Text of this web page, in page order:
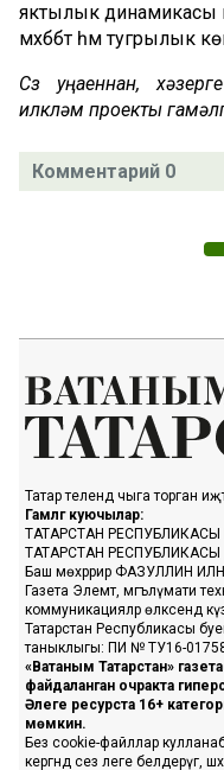
яктылык динамикасы
мәхәббәт һәм тугрылык
Сүз уңаеннан,
илкүләм проекты
Комментарий 0
Татар телендә чыга торган
Гамәлгә куючылар:
ТАТАРСТАН
ТАТАРСТАН
Баш мөхәррир ФАЗУЛЛИН
Газета Элемтә, мәгълүмати
коммуникацияләр өлкәсендә
Татарстан Республикасы
таныклыгы: ПИ № ТУ16-
«Ватаным Татарстан»
файдаланган очракта
Әлеге ресурста 16+
мөмкин.
Без cookie-файллар
кергәндә сез әлеге белдерүгә,